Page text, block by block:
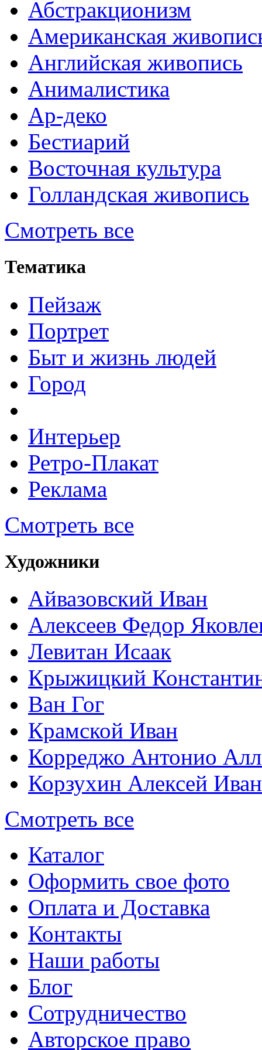
Абстракционизм
Американская
Английская живопись
Анималистика
Ар-деко
Бестиарий
Восточная культура
Голландская живопись
Смотреть все
Тематика
Пейзаж
Портрет
Быт и жизнь людей
Город
Интерьер
Ретро-Плакат
Реклама
Смотреть все
Художники
Айвазовский Иван
Алексеев Федор
Левитан Исаак
Крыжицкий
Ван Гог
Крамской Иван
Корреджо Антонио
Корзухин Алексей
Смотреть все
Каталог
Оформить свое фото
Оплата и Доставка
Контакты
Наши работы
Блог
Сотрудничество
Авторское право